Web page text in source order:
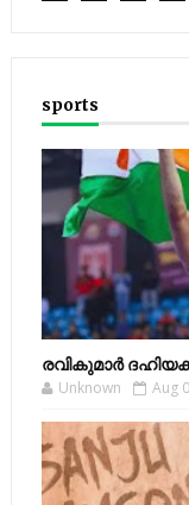
sports
രവികുമാര്‍
Unknown Aug